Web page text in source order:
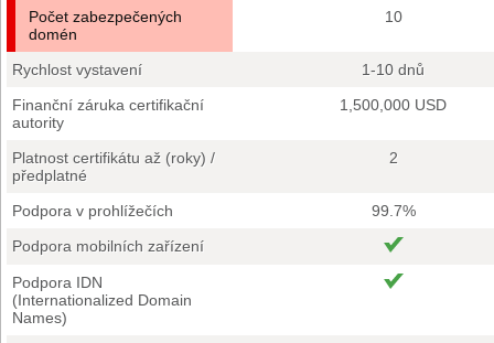
Počet zabezpečených
domén
10
Rychlost vystavení
1-10 dnů
Finanční záruka certifikační
autority
1,500,000 USD
Platnost certifikátu až (roky) /
předplatné
2
Podpora v prohlížečích
99.7%
Podpora mobilních zařízení
Podpora IDN
(Internationalized Domain
Names)